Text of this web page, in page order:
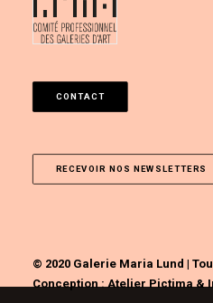
CONTACT
RECEVOIR NOS NEWSLETTERS
© 2020 Galerie Maria Lund |
Conception :Atelier Pictima&